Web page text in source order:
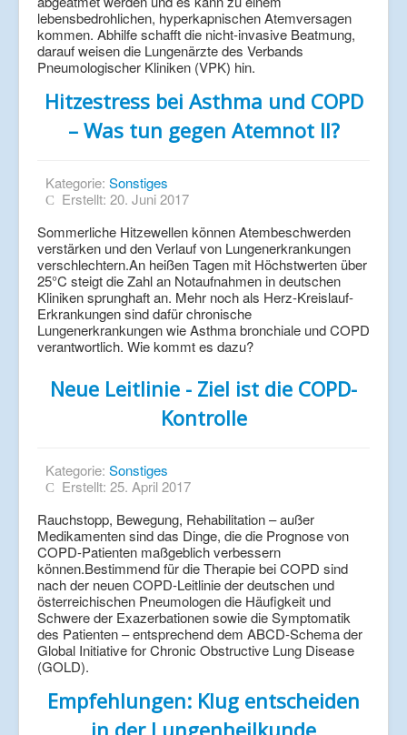
lebensbedrohlichen, hyperkapnischen Atemversagen
kommen. Abhilfe schafft die nicht-invasive Beatmung,
darauf weisen die Lungenärzte des Verbands
Pneumologischer Kliniken (VPK) hin.
Hitzestress bei Asthma und COPD
– Was tun gegen Atemnot II?
Kategorie: Sonstiges
Erstellt: 20. Juni 2017
Sommerliche Hitzewellen können Atembeschwerden
verstärken und den Verlauf von Lungenerkrankungen
verschlechtern.An heißen Tagen mit Höchstwerten über
25°C steigt die Zahl an Notaufnahmen in deutschen
Kliniken sprunghaft an. Mehr noch als Herz-Kreislauf-
Erkrankungen sind dafür chronische
Lungenerkrankungen wie Asthma bronchiale und COPD
verantwortlich. Wie kommt es dazu?
Neue Leitlinie - Ziel ist die COPD-
Kontrolle
Kategorie: Sonstiges
Erstellt: 25. April 2017
Rauchstopp, Bewegung, Rehabilitation – außer
Medikamenten sind das Dinge, die die Prognose von
COPD-Patienten maßgeblich verbessern
können.Bestimmend für die Therapie bei COPD sind
nach der neuen COPD-Leitlinie der deutschen und
österreichischen Pneumologen die Häufigkeit und
Schwere der Exazerbationen sowie die Symptomatik
des Patienten – entsprechend dem ABCD-Schema der
Global Initiative for Chronic Obstructive Lung Disease
(GOLD).
Empfehlungen: Klug entscheiden